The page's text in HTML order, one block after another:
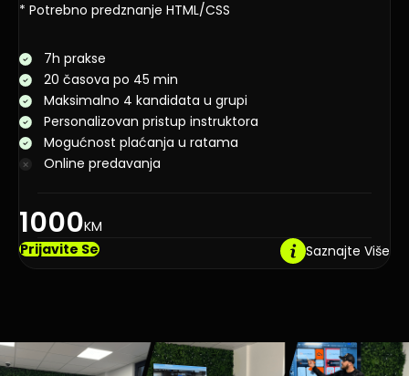
* Potrebno predznanje HTML/CSS
7h prakse
20 časova po 45 min
Maksimalno 4 kandidata u grupi
Personalizovan pristup instruktora
Mogućnost plaćanja u ratama
Online predavanja
1000KM
Prijavite Se
Saznajte Više